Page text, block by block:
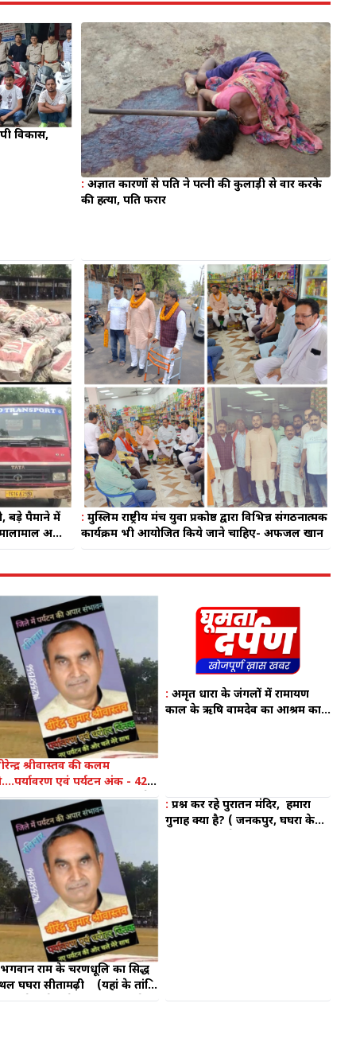
विकास,
: अज्ञात कारणों से पति ने पत्नी की कुलाड़ी से वार करके
की हत्या, पति फरार
बड़े पैमाने में
अभी
आखिर
: मुस्लिम राष्ट्रीय मंच युवा प्रकोष्ठ द्वारा विभिन्न संगठनात्मक
कार्यक्रम भी आयोजित किये जाने चाहिए- अफजल खान
श्रीवास्तव की कलम
से....पर्यावरण एवं पर्यटन अंक - 42 :
की सभ्यता की मूक गवाह है
"आदिशक्ति गांगीरानी मंदिर"
: अमृत धारा के जंगलों में रामायण
काल के ऋषि वामदेव का आश्रम का
भगवान राम के चरणधूलि का सिद्ध
घघरा सीतामढ़ी (यहां के तांत्रिक
उड़ने वाले घोड़े की सवारी करते
: प्रश्न कर रहे पुरातन मंदिर, हमारा
गुनाह क्या है? ( जनकपुर, घघरा के